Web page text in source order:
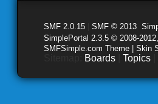
SMF 2.0.15 SMF © 2013
SimplePortal 2.3.5 © 2008-
SMFSimple.com Theme | Skin
Boards Topics